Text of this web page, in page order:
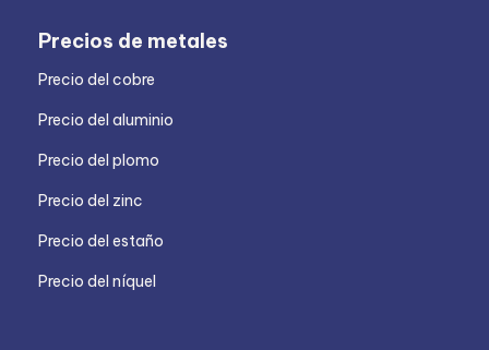
Precios de metales
Precio del cobre
Precio del aluminio
Precio del plomo
Precio del zinc
Precio del estaño
Precio del níquel